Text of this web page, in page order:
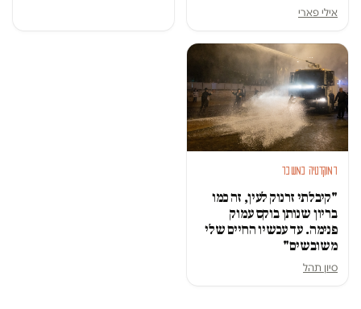
אילי פארי
דמוקרטיה במשבר
"קיבלתי זרנוק לעין, זה כמו
בריון שנותן בוקס עמוק
פנימה. עד עכשיו החיים שלי
משובשים"
סיון תהל